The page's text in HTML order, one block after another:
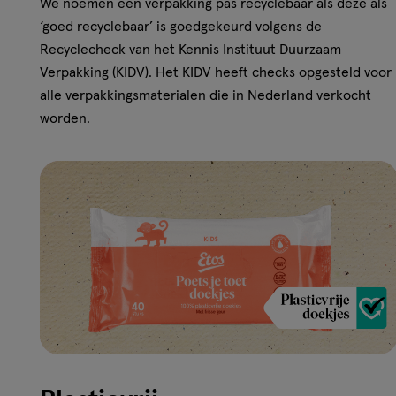
We noemen een verpakking pas recyclebaar als deze als
‘goed recyclebaar’ is goedgekeurd volgens de
Recyclecheck van het Kennis Instituut Duurzaam
Verpakking (KIDV). Het KIDV heeft checks opgesteld voor
alle verpakkingsmaterialen die in Nederland verkocht
worden.